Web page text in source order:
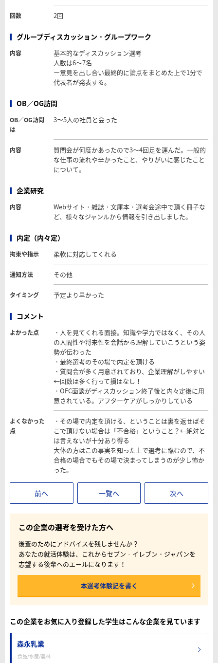
回数 2回
グループディスカッション・グループワーク
内容
基本的なディスカッション選考
人数は6～7名
ー意見を出し合い最終的に論点をまとめた上で1分で
代表者が発表する。
OB／OG訪問
OB／OG訪問
は
3〜5人の社員と会った
内容
質問会が何度かあったので3～4回足を運んだ。一般的
な仕事の流れや辛かったこと、やりがいに感じたこと
について。
企業研究
内容
Webサイト・雑誌・文庫本・選考会途中で頂く冊子な
ど、様々なジャンルから情報を引き出しました。
内定（内々定）
拘束や指示 柔軟に対応してくれる
通知方法 その他
タイミング 予定より早かった
コメント
よかった点
・人を見てくれる面接。知識や学力ではなく、その人
の人間性や将来性を会話から理解していこうという姿
勢が伝わった
・最終選考のその場で内定を頂ける
・質問会が多く用意されており、企業理解がしやすい
←回数は多く行って損はなし！
・OFC面談がディスカッション終了後と内々定後に用
意されている。アフターケアがしっかりしている
よくなかった
点
・その場で内定を頂ける、ということは裏を返せばそ
こで頂けない場合は「不合格」ということ？←絶対と
は言えないが十分あり得る
大体の方はこの事実を知った上で選考に臨むので、不
合格の場合でもその場で決まってしまうのが少し怖か
った。
前へ 一覧へ 次へ
この企業の選考を受けた方へ
後輩のためにアドバイスを残しませんか？
あなたの就活体験は、これからセブン‐イレブン・ジャパンを
志望する後輩へのエールになります！
本選考体験記を書く
この企業をお気に入り登録した学生はこんな企業を見ています
森永乳業
食品/水産/農林